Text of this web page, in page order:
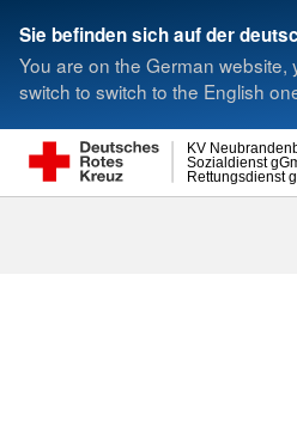
Sie befinden sich auf der
You are on the German website,
switch to switch to the English
Rettungsdienst
Sozialdienst
KV